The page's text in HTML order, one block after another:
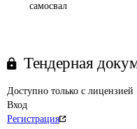
самосвал
Тендерная
Доступно только с
Вход
Регистрация